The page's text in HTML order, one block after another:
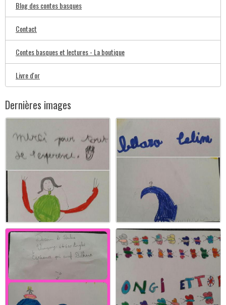
Blog des contes basques
Contact
Contes basques et lectures - La boutique
Livre d'or
Dernières images